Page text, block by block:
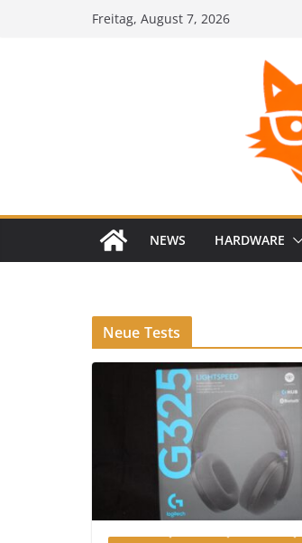
Freitag, August 7, 2026
NEWS HARDWARE
Neue Tests